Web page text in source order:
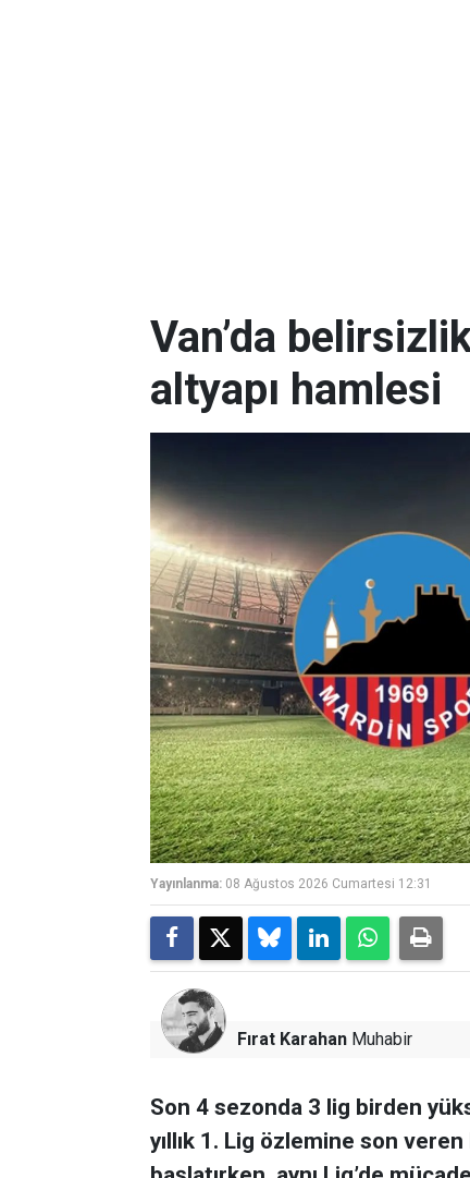
Van’da
altyapı hamlesi
Yayınlanma: 08 Ağustos 2026 Cumartesi 12:31
Fırat Karahan Muhabir
Son 4 sezonda 3 lig birden
yıllık 1. Lig özlemine son